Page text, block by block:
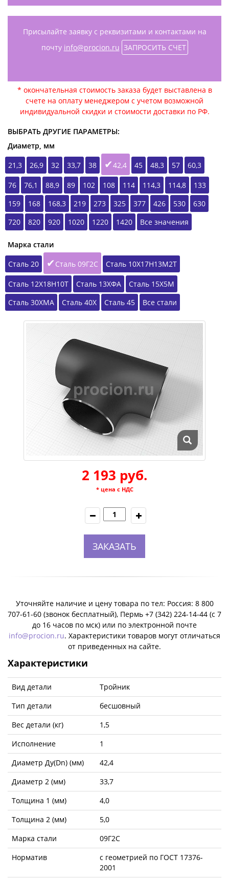
Присылайте заявку с реквизитами и контактами на
почту info@procion.ru ЗАПРОСИТЬ СЧЕТ
* окончательная стоимость заказа будет выставлена в
счете на оплату менеджером с учетом возможной
индивидуальной скидки и стоимости доставки по РФ.
ВЫБРАТЬ ДРУГИЕ ПАРАМЕТРЫ:
Диаметр, мм
21,3
26,9 32 33,7 38 42,4 45 48,3 57 60,3
76 76,1 88,9 89 102 108 114 114,3 114,8
133
159
168 168,3 219 273 325 377 426 530
630
720
820 920 1020 1220 1420 Все значения
Марка стали
Сталь 20
Сталь 09Г2С Сталь 10Х17Н13М2Т
Сталь 12Х18Н10Т Сталь 13ХФА
Сталь 15Х5М
Сталь 30ХМА
Сталь 40Х Сталь 45 Все стали
2 193 руб.
* цена с НДС
ЗАКАЗАТЬ
Уточняйте наличие и цену товара по тел: Россия: 8 800
707-61-60 (звонок бесплатный), Пермь +7 (342) 224-14-44 (c 7
до 16 часов по мск) или по электронной почте
info@procion.ru. Характеристики товаров могут отличаться
от приведенных на сайте.
Характеристики
Вид детали
Тройник
Тип детали
бесшовный
Вес детали (кг)
1,5
Исполнение
1
Диаметр Ду(Dn) (мм)
42,4
Диаметр 2 (мм)
33,7
Толщина 1 (мм)
4,0
Толщина 2 (мм)
5,0
Марка стали
09Г2С
Норматив
с геометрией по ГОСТ 17376-
2001